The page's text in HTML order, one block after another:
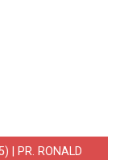
| PR. RONALD